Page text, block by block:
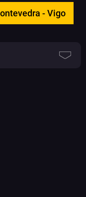
- Vigo